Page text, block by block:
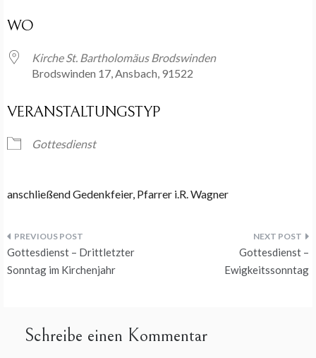
WO
Kirche St. Bartholomäus Brodswinden
Brodswinden 17, Ansbach, 91522
VERANSTALTUNGSTYP
Gottesdienst
anschließend Gedenkfeier, Pfarrer i.R. Wagner
Beitragsnavigation
Gottesdienst – Drittletzter
Sonntag im Kirchenjahr
Gottesdienst –
Ewigkeitssonntag
Schreibe einen Kommentar